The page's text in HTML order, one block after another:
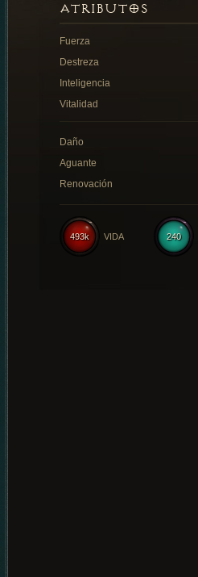
ATRIBUTOS
Fuerza
Destreza
Inteligencia
Vitalidad
Daño
Aguante
Renovación
240
493k VIDA